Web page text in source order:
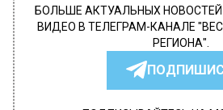
БОЛЬШЕ АКТУАЛЬНЫХ
ВИДЕО В ТЕЛЕГРАМ-КАНАЛЕ
РЕГИОНА".